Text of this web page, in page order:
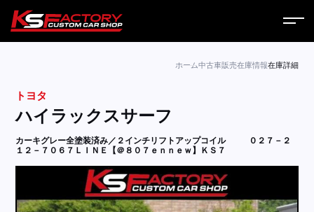
サービス
コラム
ニュース
ホーム中古車販売在庫情報在庫詳細
トヨタ
ハイラックスサーフ
カーキグレー全塗装済み／２インチリフトアップコイル
０２７－２
１２－７０６７ＬＩＮＥ【＠８０７ｅｎｎｅｗ】ＫＳ７